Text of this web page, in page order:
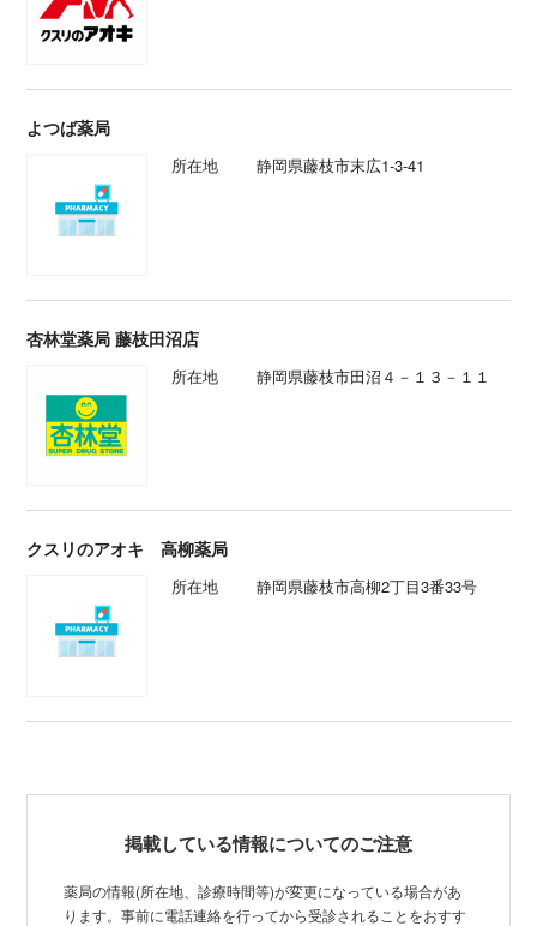
よつば薬局
所在地 静岡県藤枝市末広1-3-41
杏林堂薬局 藤枝田沼店
所在地 静岡県藤枝市田沼４－１３－１１
クスリのアオキ 高柳薬局
所在地 静岡県藤枝市高柳2丁目3番33号
掲載している情報についてのご注意
薬局の情報(所在地、診療時間等)が変更になっている場合があ
ります。事前に電話連絡を行ってから受診されることをおすす